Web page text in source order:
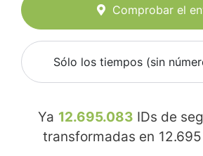
Comprobar el
Sólo los tiempos (sin
Ya 12.695.083 IDs de
transformadas en 12.695